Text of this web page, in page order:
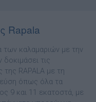
Rapala
των καλαμαριών με την
τις
της RAPALA με τη
όπως όλα τα
9 και 11 εκατοστά, με